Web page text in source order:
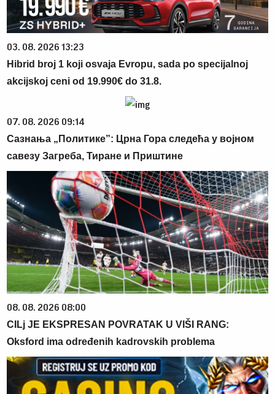
03. 08. 2026 13:23
Hibrid broj 1 koji osvaja Evropu, sada po specijalnoj
akcijskoj ceni od 19.990€ do 31.8.
07. 08. 2026 09:14
Сазнања „Политике”: Црна Гора следећа у војном
савезу Загреба, Тиране и Приштине
08. 08. 2026 08:00
CILj JE EKSPRESAN POVRATAK U VIŠI RANG:
Oksford ima određenih kadrovskih problema